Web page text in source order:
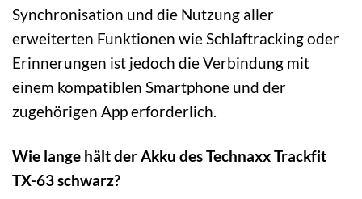
Synchronisation und die Nutzung aller
erweiterten Funktionen wie Schlaftracking oder
Erinnerungen ist jedoch die Verbindung mit
einem kompatiblen Smartphone und der
zugehörigen App erforderlich.
Wie lange hält der Akku des Technaxx Trackfit
TX-63 schwarz?